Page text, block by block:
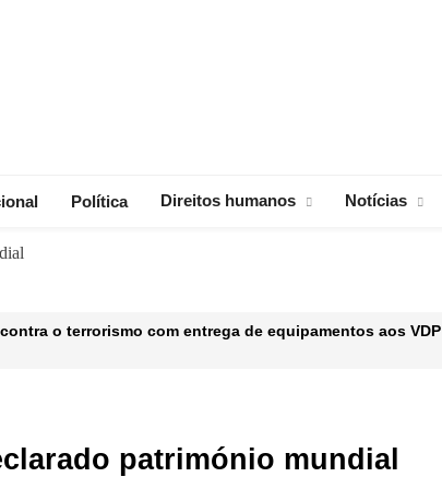
Política Direitos humanos Notícias
o terrorismo com entrega de equipamentos aos VDP
Trump Recebe Cristiano Ronaldo na Casa Branca
património mundial